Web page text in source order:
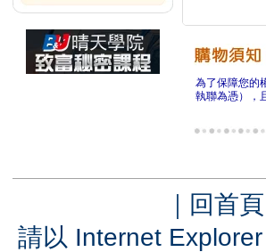
為了保障您的
執聯為憑），
｜ 回首頁
請以 Internet